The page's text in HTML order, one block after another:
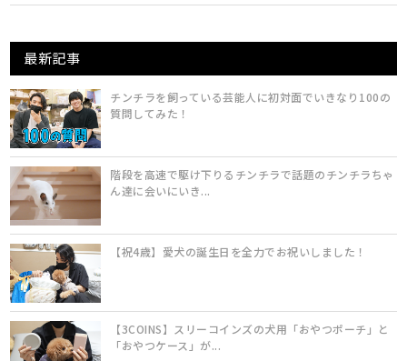
最新記事
チンチラを飼っている芸能人に初対面でいきなり100の
質問してみた！
階段を高速で駆け下りるチンチラで話題のチンチラちゃ
ん達に会いにいき...
【祝4歳】愛犬の誕生日を全力でお祝いしました！
【3COINS】スリーコインズの犬用「おやつポーチ」と
「おやつケース」が...